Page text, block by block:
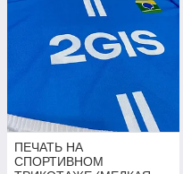
ПЕЧАТЬ НА
СПОРТИВНОМ